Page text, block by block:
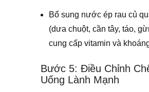
Bổ sung nước ép rau củ
(dưa chuột, cần tây, táo,
cung cấp vitamin và
Bước 5: Điều Chỉnh
Uống Lành Mạnh